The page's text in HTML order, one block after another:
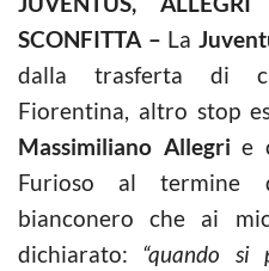
SCONFITTA – La
dalla trasferta di
Fiorentina, altro stop
Massimiliano Allegri e
Furioso al termine
bianconero che ai
dichiarato: “quando si